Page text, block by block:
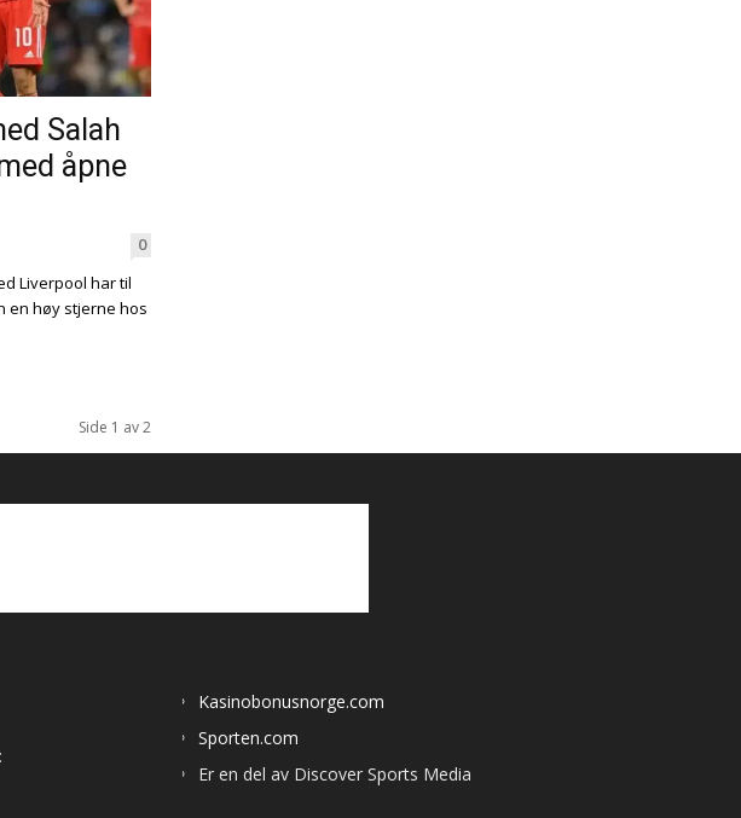
Salah
åpne
0
Liverpool har til
en høy stjerne hos
Side 1 av 2
Kasinobonusnorge.com
Sporten.com
Er en del av Discover Sports Media